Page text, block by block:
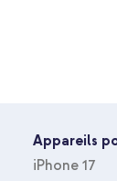
Appareils
iPhone 17